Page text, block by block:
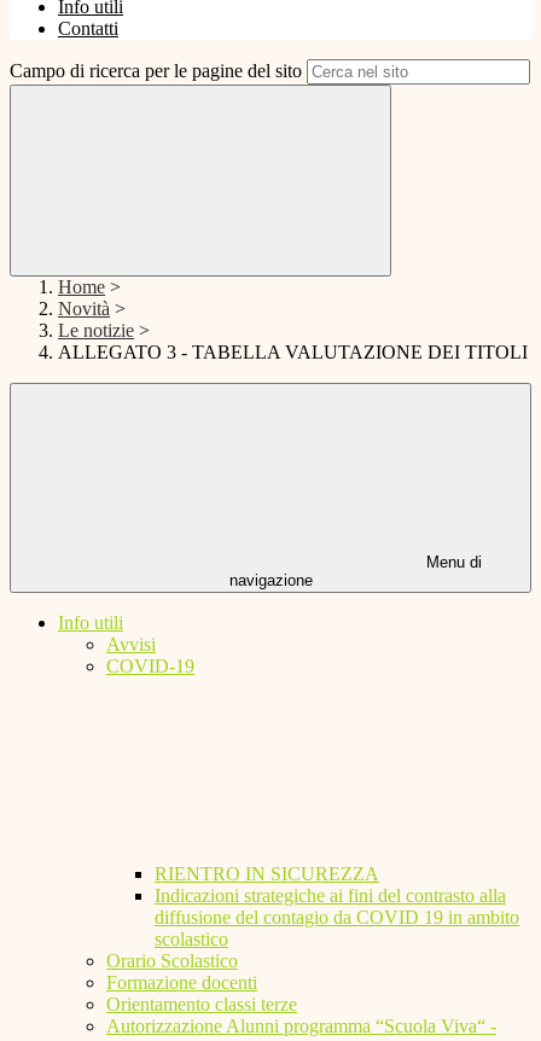
Info utili
Contatti
Campo di ricerca per le pagine del sito
Home >
Novità >
Le notizie >
ALLEGATO 3 - TABELLA VALUTAZIONE DEI TITOLI
Menu di
navigazione
Info utili
Avvisi
COVID-19
RIENTRO IN SICUREZZA
Indicazioni strategiche ai fini del contrasto alla
diffusione del contagio da COVID 19 in ambito
scolastico
Orario Scolastico
Formazione docenti
Orientamento classi terze
Autorizzazione Alunni programma “Scuola Viva“ -